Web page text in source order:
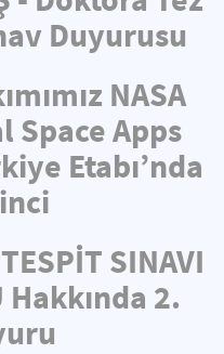
Duyurusu
NASA
Apps
Etabı’nda
SINAVI
Hakkında 2.